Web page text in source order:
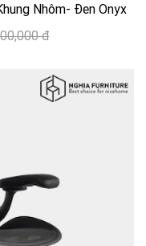
Nhôm- Đen Onyx
đ